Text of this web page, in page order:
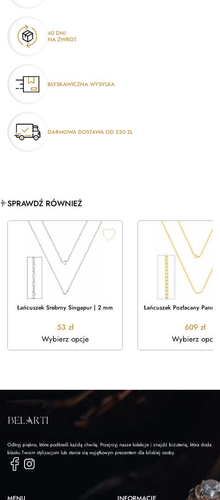
40 DNI
NA ZWROT
BŁYSKAWICZNA WYSYŁKA
DARMOWA DOSTAWA OD 250 ZŁ
SPRAWDŹ RÓWNIEŻ
Łańcuszek Srebrny Singapur | 2 mm
53 zł
Wybierz opcje
Łańcuszek Pozłacany
609 zł
Wybierz opcje
Odkryj piękno, które podkreśli każdą chwilę. Przejrzyj nasze kolekcje i znajdź biżuterię, która doda
blasku Twoim stylizacjom lub stanie się wyjątkowym prezentem dla bliskiej osoby.